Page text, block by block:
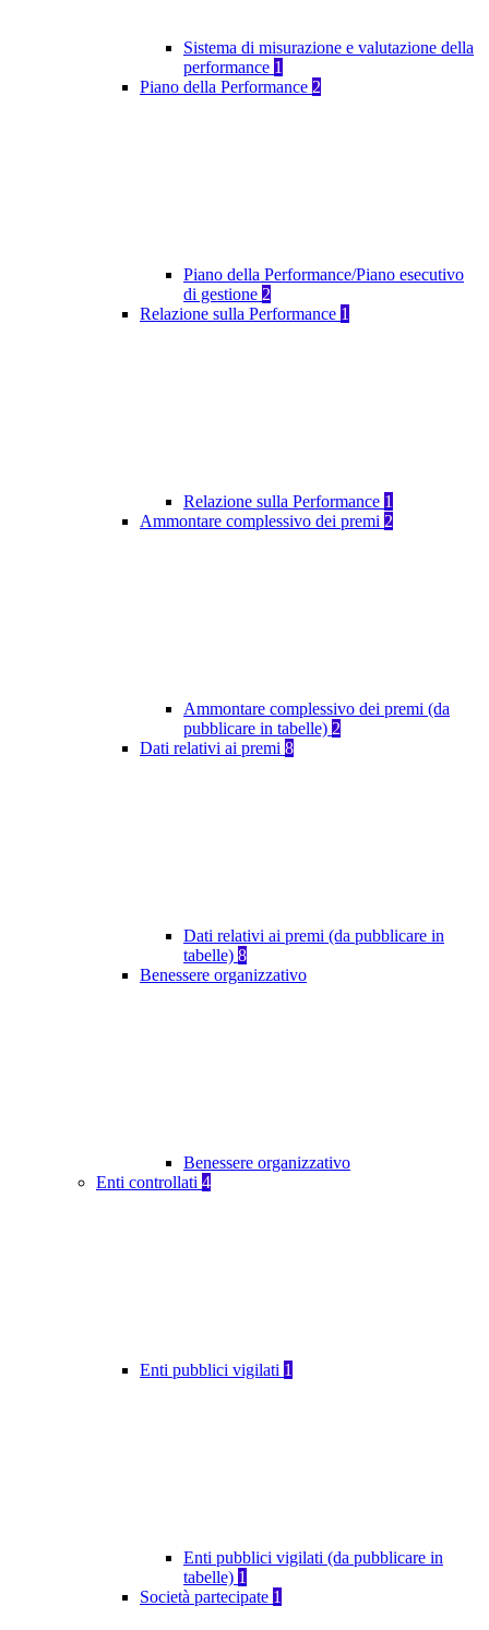
Sistema di misurazione e valutazione della
performance 1
Piano della Performance 2
Piano della Performance/Piano esecutivo
di gestione 2
Relazione sulla Performance 1
Relazione sulla Performance 1
Ammontare complessivo dei premi 2
Ammontare complessivo dei premi (da
pubblicare in tabelle) 2
Dati relativi ai premi 8
Dati relativi ai premi (da pubblicare in
tabelle) 8
Benessere organizzativo
Benessere organizzativo
Enti controllati 4
Enti pubblici vigilati 1
Enti pubblici vigilati (da pubblicare in
tabelle) 1
Società partecipate 1